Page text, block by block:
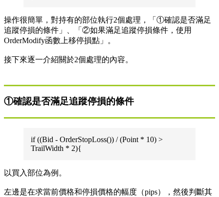
操作很簡單，對持有的部位執行2個處理，「①確認是否滿足
追蹤停損的條件」、「②如果滿足追蹤停損條件，使用
OrderModify函數上移停損點」。
接下來逐一介紹關於2個處理的內容。
①確認是否滿足追蹤停損的條件
if ((Bid - OrderStopLoss()) / (Point * 10) >
TrailWidth * 2){
以買入部位為例。
左邊是在求當前價格和停損價格的幅度（pips），然後判斷其